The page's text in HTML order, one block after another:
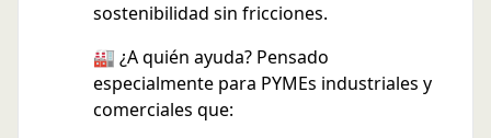
sostenibilidad sin fricciones.
🏭 ¿A quién ayuda? Pensado
especialmente para PYMEs industriales y
comerciales que: